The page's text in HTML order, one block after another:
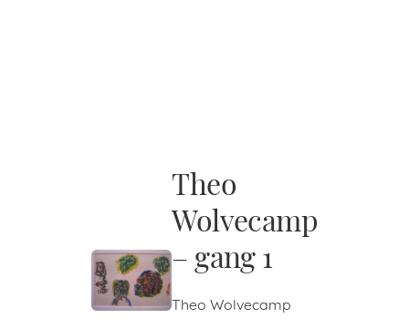
Theo
Wolvecamp
– gang 1
Theo Wolvecamp